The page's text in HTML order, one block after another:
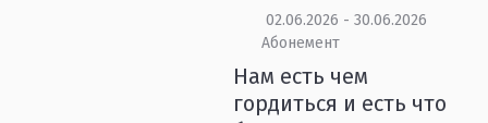
02.06.2026 - 30.06.2026
Абонемент
Нам есть чем
гордиться и есть что